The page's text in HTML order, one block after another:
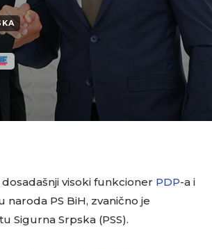
visoki funkcioner PDP-a i
PS BiH, zvanično je
Sigurna Srpska (PSS).